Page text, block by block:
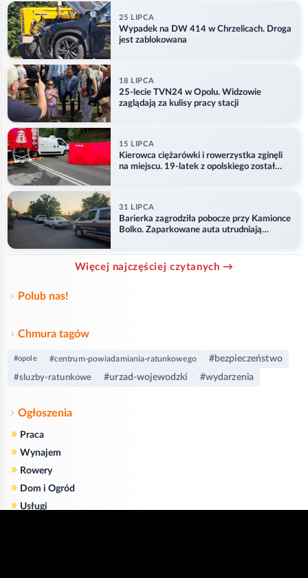
25 LIPCA
Wypadek na DW 414 w Chrzelicach. Droga
jest zablokowana
18 LIPCA
25-lecie TVN24 w Opolu. Widzowie
zaglądają za kulisy pracy stacji
15 LIPCA
Kierowca ciężarówki i rowerzystka zginęli
na miejscu. 19-latek z opolskiego został
31 LIPCA
Barierka zagrodziła pobocze przy Kamionce
Bolko. Zaparkowane auta utrudniają
Więcej najczęściej czytanych →
Polub nas!
Chmura tagów
#opole #centrum-powiadamiania-ratunkowego #bezpieczeństwo
#sluzby-ratunkowe #urzad-wojewodzki #wydarzenia
Ogłoszenia
» Praca
» Wynajem
» Rowery
» Dom i Ogród
» Usługi